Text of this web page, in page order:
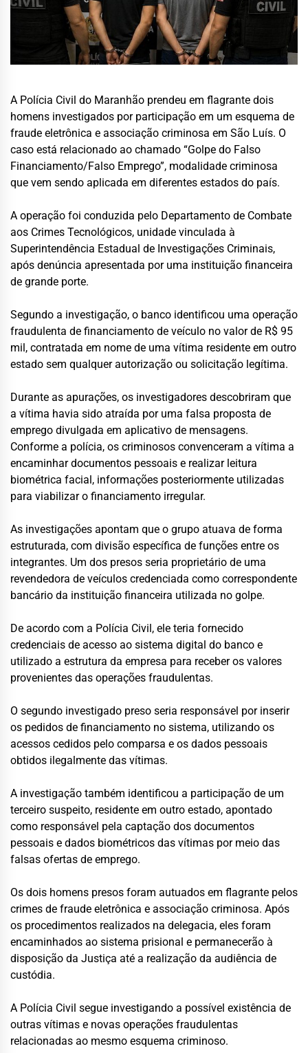
A Polícia Civil do Maranhão prendeu em flagrante dois
homens investigados por participação em um esquema de
fraude eletrônica e associação criminosa em São Luís. O
caso está relacionado ao chamado “Golpe do Falso
Financiamento/Falso Emprego”, modalidade criminosa
que vem sendo aplicada em diferentes estados do país.
A operação foi conduzida pelo Departamento de Combate
aos Crimes Tecnológicos, unidade vinculada à
Superintendência Estadual de Investigações Criminais,
após denúncia apresentada por uma instituição financeira
de grande porte.
Segundo a investigação, o banco identificou uma operação
fraudulenta de financiamento de veículo no valor de R$ 95
mil, contratada em nome de uma vítima residente em outro
estado sem qualquer autorização ou solicitação legítima.
Durante as apurações, os investigadores descobriram que
a vítima havia sido atraída por uma falsa proposta de
emprego divulgada em aplicativo de mensagens.
Conforme a polícia, os criminosos convenceram a vítima a
encaminhar documentos pessoais e realizar leitura
biométrica facial, informações posteriormente utilizadas
para viabilizar o financiamento irregular.
As investigações apontam que o grupo atuava de forma
estruturada, com divisão específica de funções entre os
integrantes. Um dos presos seria proprietário de uma
revendedora de veículos credenciada como correspondente
bancário da instituição financeira utilizada no golpe.
De acordo com a Polícia Civil, ele teria fornecido
credenciais de acesso ao sistema digital do banco e
utilizado a estrutura da empresa para receber os valores
provenientes das operações fraudulentas.
O segundo investigado preso seria responsável por inserir
os pedidos de financiamento no sistema, utilizando os
acessos cedidos pelo comparsa e os dados pessoais
obtidos ilegalmente das vítimas.
A investigação também identificou a participação de um
terceiro suspeito, residente em outro estado, apontado
como responsável pela captação dos documentos
pessoais e dados biométricos das vítimas por meio das
falsas ofertas de emprego.
Os dois homens presos foram autuados em flagrante pelos
crimes de fraude eletrônica e associação criminosa. Após
os procedimentos realizados na delegacia, eles foram
encaminhados ao sistema prisional e permanecerão à
disposição da Justiça até a realização da audiência de
custódia.
A Polícia Civil segue investigando a possível existência de
outras vítimas e novas operações fraudulentas
relacionadas ao mesmo esquema criminoso.